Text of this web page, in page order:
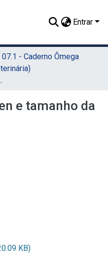
Entrar
07.1 - Caderno Ômega
leitegrada
e tamanho da
KB)